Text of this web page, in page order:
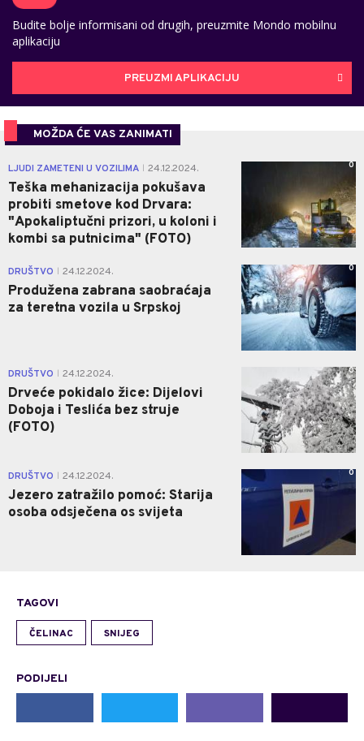
Budite bolje informisani od drugih, preuzmite Mondo mobilnu
aplikaciju
PREUZMI APLIKACIJU
MOŽDA ĆE VAS ZANIMATI
LJUDI ZAMETENI U VOZILIMA 24.12.2024.
Teška mehanizacija pokušava
probiti smetove kod Drvara:
"Apokaliptučni prizori, u koloni i
kombi sa putnicima" (FOTO)
0
DRUŠTVO 24.12.2024.
Produžena zabrana saobraćaja
za teretna vozila u Srpskoj
0
DRUŠTVO 24.12.2024.
Drveće pokidalo žice: Dijelovi
Doboja i Teslića bez struje
(FOTO)
0
DRUŠTVO 24.12.2024.
Jezero zatražilo pomoć: Starija
osoba odsječena os svijeta
0
TAGOVI
ČELINAC SNIJEG
PODIJELI